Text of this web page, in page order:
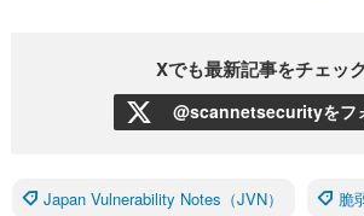
Xでも最新記事をチェッ
@scannetsecurityをフ
Japan Vulnerability Notes（JVN） 脆